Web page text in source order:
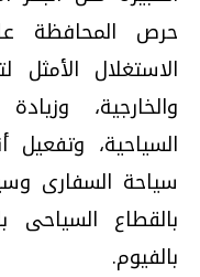
حرص المحافظة
الاستغلال
والخارجية،
السياحية،
سياحة السفارى
بالقطاع السياحى
بالفيوم.